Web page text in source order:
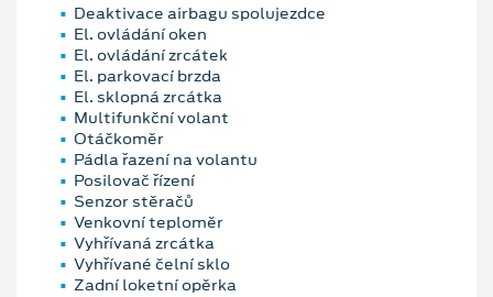
Deaktivace airbagu spolujezdce
El. ovládání oken
El. ovládání zrcátek
El. parkovací brzda
El. sklopná zrcátka
Multifunkční volant
Otáčkoměr
Pádla řazení na volantu
Posilovač řízení
Senzor stěračů
Venkovní teploměr
Vyhřívaná zrcátka
Vyhřívané čelní sklo
Zadní loketní opěrka